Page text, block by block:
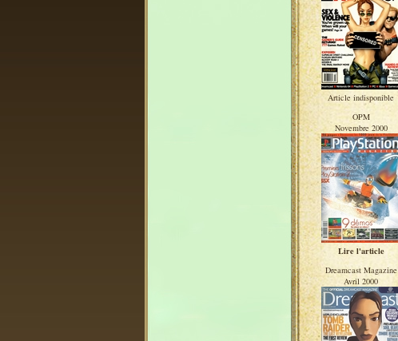
Article indisponible
OPM
Novembre 2000
Lire l'article
Dreamcast Magazine
Avril 2000